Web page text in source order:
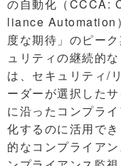
の自動化（CCCA:
liance Automation
度な期待」のピー
ュリティの継続的
は、セキュリティ/
ーダーが選択した
に沿ったコンプラ
化するのに活用で
的なコンプライア